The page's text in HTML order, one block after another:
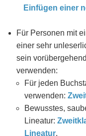
Einfügen einer
Für Personen mit
einer sehr
sein
verwenden:
Für jeden
verwenden:
Bewusstes,
Lineatur:
Lineatur.